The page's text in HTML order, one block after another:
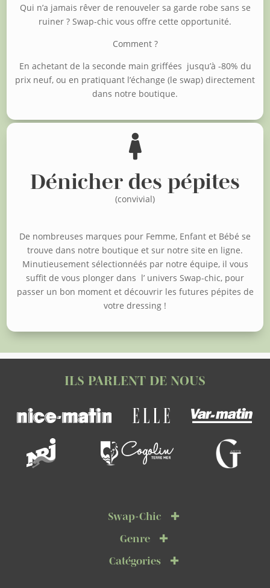
Qui n’a jamais rêver de renouveler sa garde robe sans se
ruiner ? Swap-chic vous offre cette opportunité.
Comment ?
En achetant de la seconde main griffées jusqu’à -80% du
prix neuf, ou en pratiquant l’échange (le swap) directement
dans notre boutique.

Dénicher des pépites
(convivial)
De nombreuses marques pour Femme, Enfant et Bébé se
trouve dans notre boutique et sur notre site en ligne.
Minutieusement sélectionnéés par notre équipe, il vous
suffit de vous plonger dans l’ univers Swap-chic, pour
passer un bon moment et découvrir les futures pépites de
votre dressing !
ILS PARLENT DE NOUS
Swap-Chic
Genre
Catégories